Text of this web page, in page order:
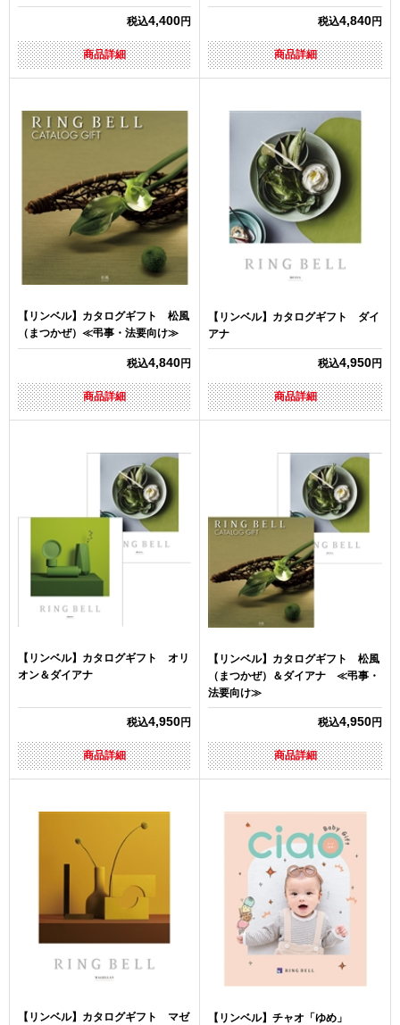
税込4,400円
商品詳細
税込4,840円
商品詳細
【リンベル】カタログギフト 松風
（まつかぜ）≪弔事・法要向け≫
税込4,840円
商品詳細
【リンベル】カタログギフト ダイ
アナ
税込4,950円
商品詳細
【リンベル】カタログギフト オリ
オン＆ダイアナ
税込4,950円
商品詳細
【リンベル】カタログギフト 松風
（まつかぜ）＆ダイアナ ≪弔事・
法要向け≫
税込4,950円
商品詳細
【リンベル】カタログギフト マゼ
【リンベル】チャオ「ゆめ」